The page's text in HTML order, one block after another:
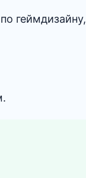
геймдизайну,